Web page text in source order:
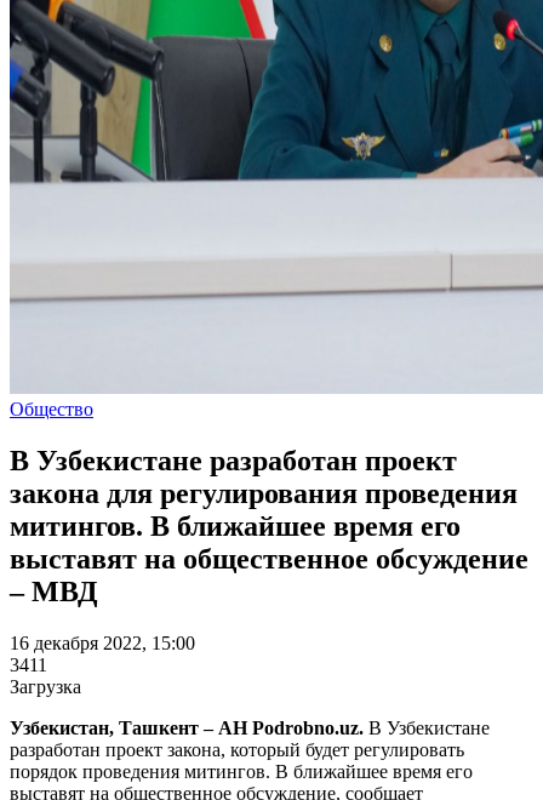
Общество
В Узбекистане разработан проект
закона для регулирования проведения
митингов. В ближайшее время его
выставят на общественное обсуждение
– МВД
16 декабря 2022, 15:00
3411
Загрузка
Узбекистан, Ташкент – АН Podrobno.uz. В Узбекистане
разработан проект закона, который будет регулировать
порядок проведения митингов. В ближайшее время его
выставят на общественное обсуждение, сообщает